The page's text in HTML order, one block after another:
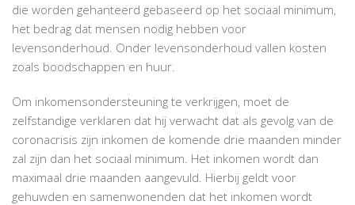
die worden gehanteerd gebaseerd op het sociaal minimum,
het bedrag dat mensen nodig hebben voor
levensonderhoud. Onder levensonderhoud vallen kosten
zoals boodschappen en huur.
Om inkomensondersteuning te verkrijgen, moet de
zelfstandige verklaren dat hij verwacht dat als gevolg van de
coronacrisis zijn inkomen de komende drie maanden minder
zal zijn dan het sociaal minimum. Het inkomen wordt dan
maximaal drie maanden aangevuld. Hierbij geldt voor
gehuwden en samenwonenden dat het inkomen wordt